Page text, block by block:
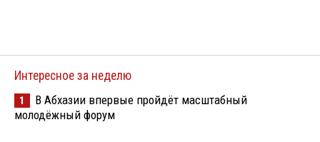
Интересное за неделю
1
В Абхазии впервые пройдёт масштабный
молодёжный форум